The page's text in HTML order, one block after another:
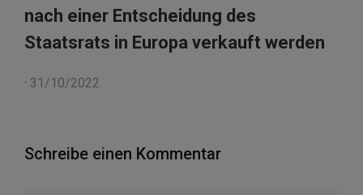
nach einer Entscheidung des
Staatsrats in Europa verkauft werden
· 31/10/2022
Schreibe einen Kommentar